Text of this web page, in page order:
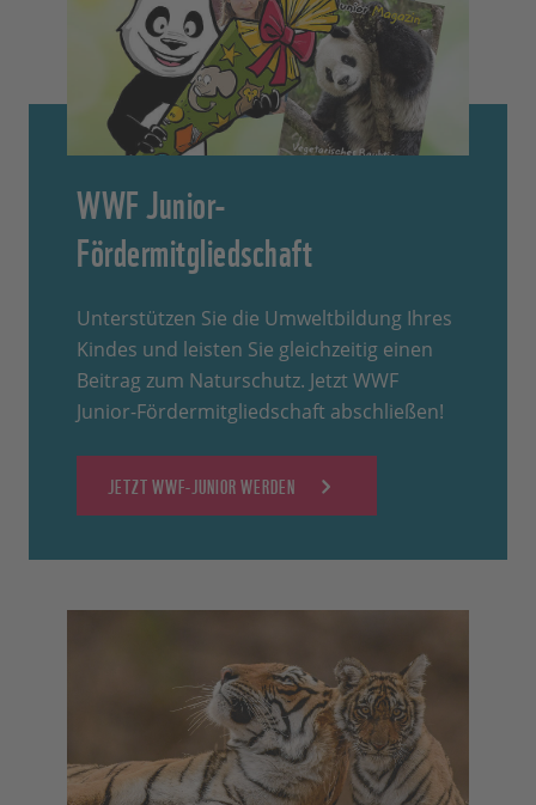
WWF Junior-
Fördermitgliedschaft
Unterstützen Sie die Umweltbildung Ihres
Kindes und leisten Sie gleichzeitig einen
Beitrag zum Naturschutz. Jetzt WWF
Junior-Fördermitgliedschaft abschließen!
JETZT WWF-JUNIOR WERDEN